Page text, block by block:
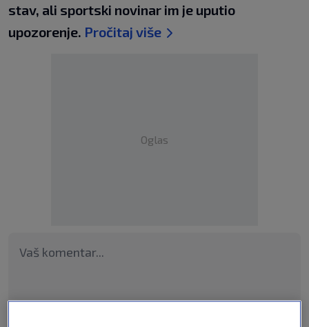
stav, ali sportski novinar im je uputio
upozorenje. Pročitaj više
Oglas